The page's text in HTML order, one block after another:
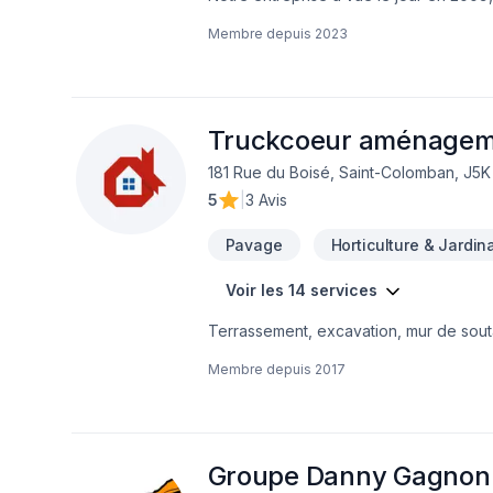
dans tout ce qui attrait a l'asphalte
Membre depuis 2023
Truckcoeur
181 Rue du Boisé, Saint-Colomban,
5
3 Avis
Pavage Horticulture &
Voir les 14 services
Terrassement, excavation, mur de
ensemencement de gazon hydrolique
Membre depuis 2017
Groupe Danny